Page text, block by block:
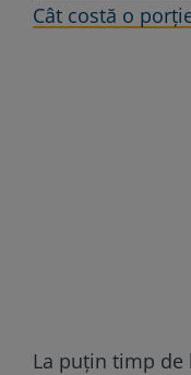
Cât costă o
La puţin timp de